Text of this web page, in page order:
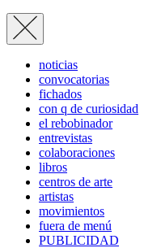
noticias
convocatorias
fichados
con q de curiosidad
el rebobinador
entrevistas
colaboraciones
libros
centros de arte
artistas
movimientos
fuera de menú
PUBLICIDAD